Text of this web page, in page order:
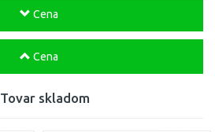
Cena
Cena
Tovar skladom